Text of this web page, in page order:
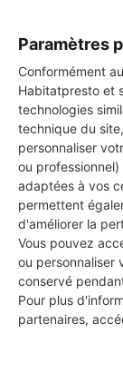
Paramètres
Conformément
Habitatpresto et
technologies
technique du
personnaliser
ou
adaptées à vos
permettent
d'améliorer la
Vous pouvez
ou personnaliser
conservé
Pour plus
partenaires,
Vous souhaitez
choisir ?